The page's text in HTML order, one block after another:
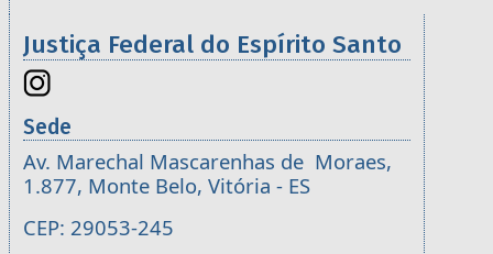
Justiça Federal do Espírito Santo
Sede
Av. Marechal Mascarenhas de Moraes,
1.877, Monte Belo, Vitória - ES
CEP: 29053-245